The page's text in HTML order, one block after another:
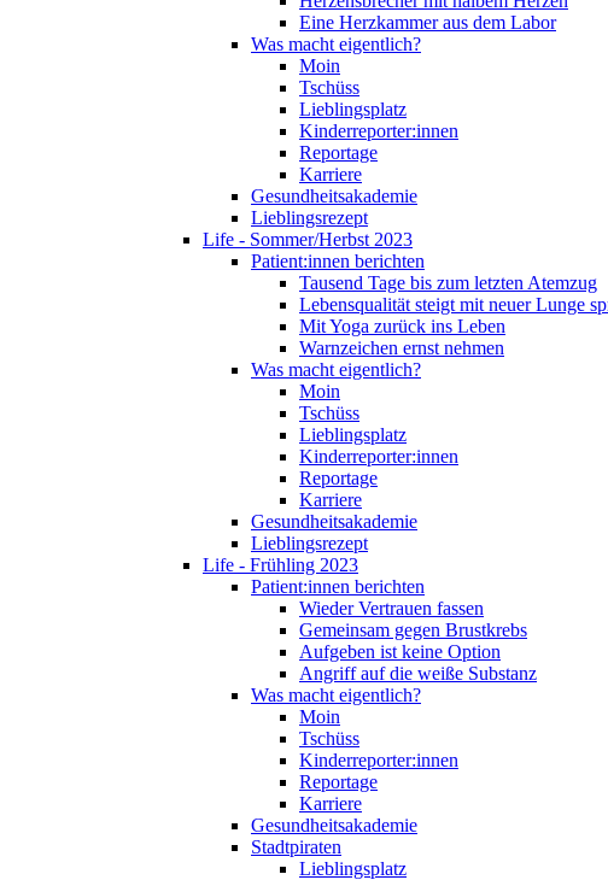
Eine Herzkammer aus dem Labor
Was macht eigentlich?
Moin
Tschüss
Lieblingsplatz
Kinderreporter:innen
Reportage
Karriere
Gesundheitsakademie
Lieblingsrezept
Life - Sommer/Herbst 2023
Patient:innen berichten
Tausend Tage bis zum letzten Atemzug
Lebensqualität steigt mit neuer Lunge
Mit Yoga zurück ins Leben
Warnzeichen ernst nehmen
Was macht eigentlich?
Moin
Tschüss
Lieblingsplatz
Kinderreporter:innen
Reportage
Karriere
Gesundheitsakademie
Lieblingsrezept
Life - Frühling 2023
Patient:innen berichten
Wieder Vertrauen fassen
Gemeinsam gegen Brustkrebs
Aufgeben ist keine Option
Angriff auf die weiße Substanz
Was macht eigentlich?
Moin
Tschüss
Kinderreporter:innen
Reportage
Karriere
Gesundheitsakademie
Stadtpiraten
Lieblingsplatz